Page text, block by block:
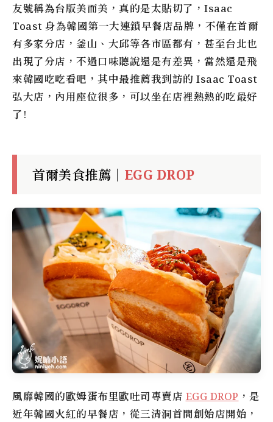
友號稱為台版美而美，真的是太貼切了，Isaac
Toast 身為韓國第一大連鎖早餐店品牌，不僅在首爾
有多家分店，釜山、大邱等各市區都有，甚至台北也
出現了分店，不過口味聽說還是有差異，當然還是飛
來韓國吃吃看吧，其中最推薦我到訪的 Isaac Toast
弘大店，內用座位很多，可以坐在店裡熱熱的吃最好
了!
首爾美食推薦｜ EGG DROP
風靡韓國的歐姆蛋布里歐吐司專賣店 EGG DROP ，是
近年韓國火紅的早餐店，從三清洞首間創始店開始，